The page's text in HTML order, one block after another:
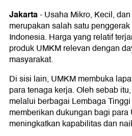
Jakarta-Usaha Mikro, Kecil,
merupakan salah satu
Indonesia. Harga yang relatif
produk UMKM relevan dengan
masyarakat.
Di sisi lain, UMKM membuka
para tenaga kerja. Oleh sebab
melalui berbagai Lembaga
memberikan dukungan bagi
meningkatkan kapabilitas dan